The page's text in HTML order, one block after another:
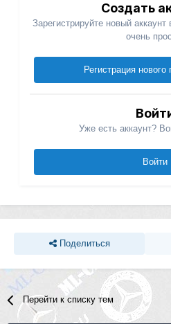
Создать
Зарегистрируйте новый
очень
Регистрация нового
Уже есть аккаунт?
Войти
Поделиться
Перейти к списку тем